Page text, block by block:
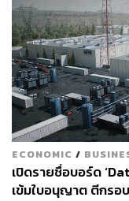
ECONOMIC /
เปิดรายชื่อบอร์ด
เข้มใบอนุญาต ตีกรอ